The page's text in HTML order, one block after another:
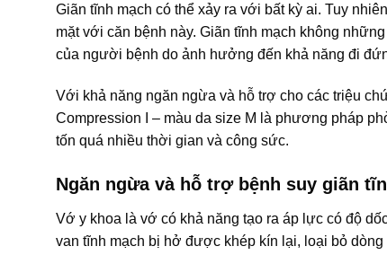
Giãn tĩnh mạch có thể xảy ra với bất kỳ ai. Tuy
mặt với căn bệnh này. Giãn tĩnh mạch không
của người bệnh do ảnh hưởng đến khả năng đi
Với khả năng ngăn ngừa và hỗ trợ cho các triệu
Compression I – màu da size M là phương pháp
tốn quá nhiều thời gian và công sức.
Ngăn ngừa và hỗ trợ bệnh suy giãn
Vớ y khoa là vớ có khả năng tạo ra áp lực có độ
van tĩnh mạch bị hở được khép kín lại, loại bỏ